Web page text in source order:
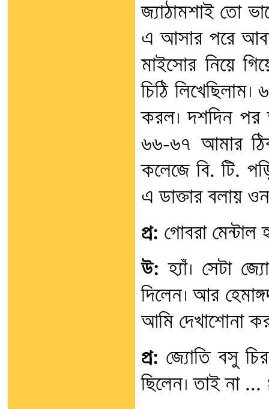
জ্যাঠামশাই তো
এ আসার পরে
মাইসোর নিয়ে
চিঠি
করল। দশদিন পর
৬৬-৬৭ আমার
কলেজে বি. টি.
এ ডাক্তার বলায়
প্র: গোবরা মেন্টাল
উ: হ্যাঁ। সেটা
দিলেন। আর
আমি দেখাশোনা
প্র: জ্যোতি বসু
ছিলেন। তাই না ...